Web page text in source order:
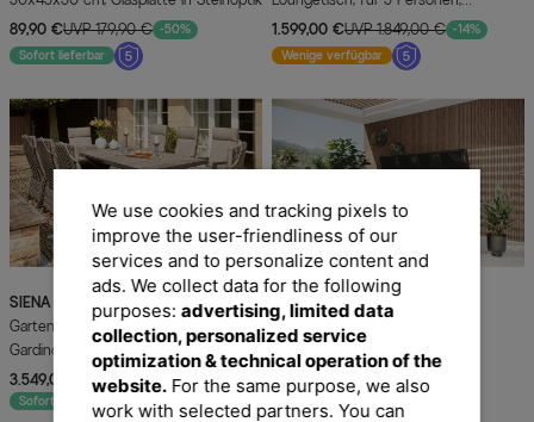
89,90 €UVP 179,90 € -50%
Sofort lieferbar
wasserfeste Kissenbox
1.599,00 €UVP 1.849,00 € -14%
Wenige verfügbar
SIENA GARDENCorido / Sincro
Garten-Essgruppe, charcoal, Alu /
Gardino®-Geflecht, 8 Diningsessel,
Ausziehtisch 200/260 x 100 cm
3.549,00 € UVP 4.299,00 € -17%
Sofort lieferbar
OUTFLEXXKissenbox, schwarz,
Polyrattan, 204x94x75cm
499,90 €UVP 719,90 € -31%
Sofort lieferbar
We use cookies and tracking pixels to
improve the user-friendliness of our
services and to personalize content and
ads. We collect data for the following
purposes: advertising, limited data
collection, personalized service
optimization & technical operation of the
website.For the same purpose, we also
work with selected partners. You can